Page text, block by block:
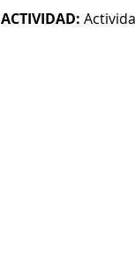
ACTIVIDAD: